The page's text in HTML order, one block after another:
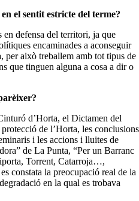
el sentit estricte del terme?
en defensa del territori, ja que
encaminades a aconseguir
per això treballem amb tot tipus de
que tinguen alguna a cosa a dir o
d’Horta, el Dictamen del
de l’Horta, les conclusions
i les accions i lluites de
de La Punta, “Per un Barranc
Torrent, Catarroja…,
constata la preocupació real de la
en la qual es trobava